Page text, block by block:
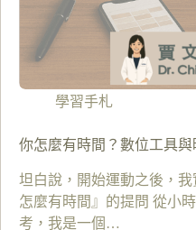
學習手札
你怎麼有時間？數位工具與
坦白說，開始運動之後，
怎麼有時間』的提問 從小
考，我是一個…